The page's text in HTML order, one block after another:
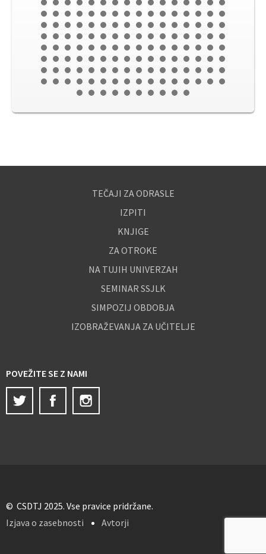
TEČAJI ZA ODRASLE
IZPITI
KNJIGE
ZA OTROKE
NA TUJIH UNIVERZAH
SEMINAR SSJLK
SIMPOZIJ OBDOBJA
IZOBRAŽEVANJA ZA UČITELJE
POVEŽITE SE Z NAMI
Twitter
Facebook
© CSDTJ 2025. Vse pravice pridržane.
Izjava o zasebnosti
Avtorji